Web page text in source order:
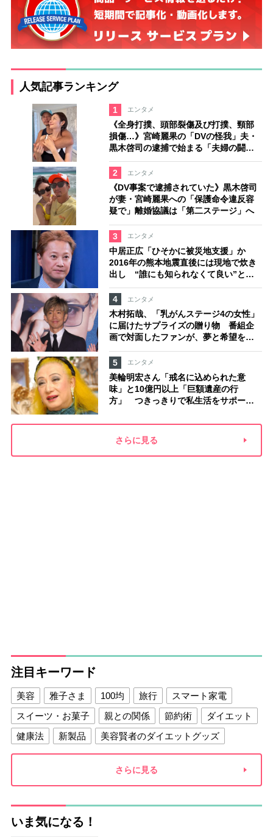
人気記事ランキング
1 エンタメ
《全身打撲、頭部裂傷及び打撲、頸部
損傷…》宮崎麗果の「DVの怪我」夫・
黒木啓司の逮捕で始まる「夫婦の闘
争」
2
エンタメ
《DV事案で逮捕されていた》黒木啓司
が妻・宮崎麗果への「保護命令違反容
疑で」離婚協議は「第二ステージ」へ
3 エンタメ
中居正広「ひそかに被災地支援」か
2016年の熊本地震直後には現地で炊き
出し “誰にも知られなくて良い”と、
むしろ強まる福祉活動への思い
4
エンタメ
木村拓哉、「乳がんステージ4の女性」
に届けたサプライズの贈り物 番組企
画で対面したファンが、夢と希望を与
える心遣いに「うれしくて号泣しまし
た」
5 エンタメ
美輪明宏さん「戒名に込められた意
味」と10億円以上「巨額遺産の行
方」 つきっきりで私生活をサポート
さらに見る
注目キーワード
美容 雅子さま 100均 旅行
スマート家電
スイーツ・お菓子
親との関係 節約術
ダイエット
健康法
新製品
美容賢者のダイエットグッズ
夫との関係
新津春子 どか食い
さらに見る
いま気になる！